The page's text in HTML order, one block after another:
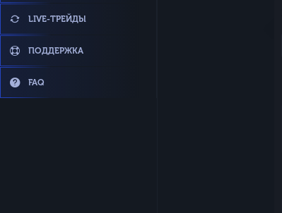
LIVE-ТРЕЙДЫ
ПОДДЕРЖКА
FAQ